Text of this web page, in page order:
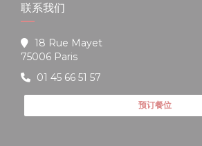
联系我们
18 Rue Mayet
75006 Paris((在新窗口中打开))
01 45 66 51 57
预订餐位